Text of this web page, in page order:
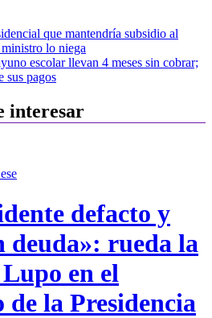
que mantendría subsidio al
lo niega
escolar llevan 4 meses sin cobrar;
sus pagos
interesar
defacto y
deuda»: rueda la
en el
la Presidencia